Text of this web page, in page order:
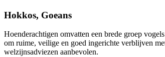
Hokkos, Goeans
Hoenderachtigen omvatten een brede groep
om ruime, veilige en goed ingerichte verblijven
welzijnsadviezen aanbevolen.